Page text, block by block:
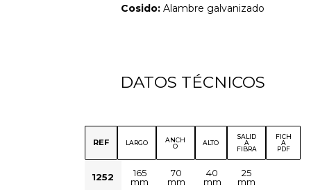
Cosido:Alambre galvanizado
DATOS TÉCNICOS
REF LARGO
ANCH
O
ALTO
SALID
A
FIBRA
FICH
A
PDF
1252
165
mm
70
mm
40
mm
25
mm